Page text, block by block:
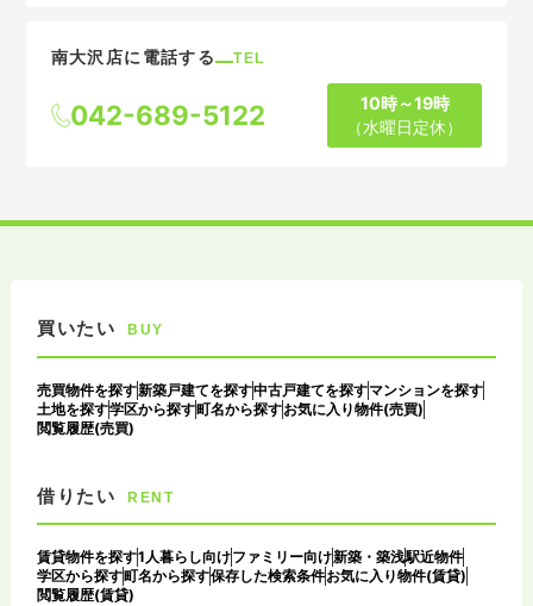
南大沢店に電話する TEL
042-689-5122
10時～19時
（水曜日定休）
買いたい BUY
売買物件を探す新築戸建てを探す中古戸建てを探すマンションを探す
土地を探す学区から探す町名から探すお気に入り物件(売買)
閲覧履歴(売買)
借りたい RENT
賃貸物件を探す1人暮らし向けファミリー向け新築・築浅駅近物件
学区から探す町名から探す保存した検索条件お気に入り物件(賃貸)
閲覧履歴(賃貸)